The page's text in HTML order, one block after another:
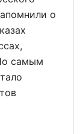
о
самым